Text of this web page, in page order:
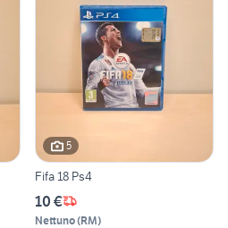
5
Fifa 18 Ps4
10 €
Nettuno(RM)